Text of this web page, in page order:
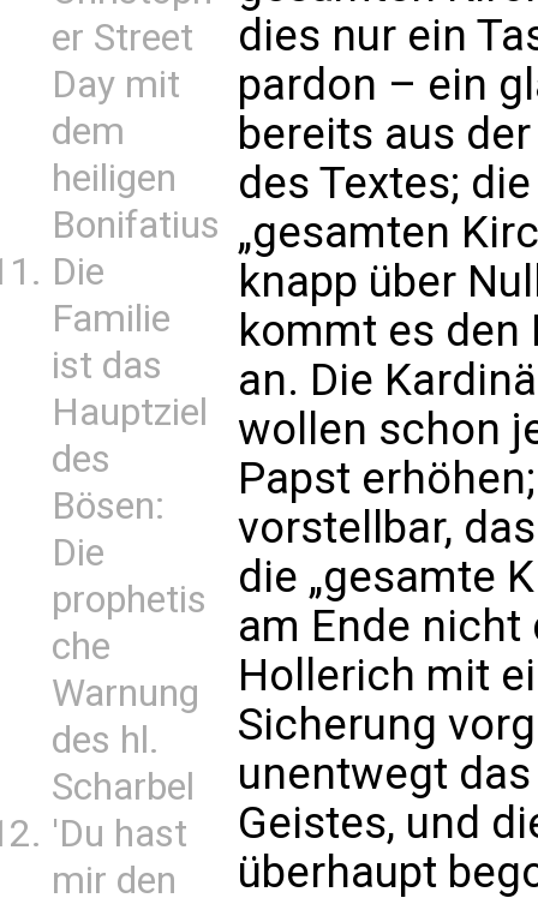
er Street
Day mit
dem
heiligen
Bonifatius
Die
Familie
ist das
Hauptziel
des
Bösen:
Die
prophetis
che
Warnung
des hl.
Scharbel
'Du hast
mir den
dies nur ein
pardon – ein
bereits aus
des Textes;
„gesamten
knapp über
kommt es
an. Die
wollen schon
Papst
vorstellbar,
die „gesamte
am Ende
Hollerich mit
Sicherung
unentwegt
Geistes, und
überhaupt